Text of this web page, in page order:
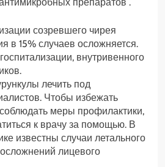
созревшего чирея
в 15% случаев осложняется.
внутривенного
лечить под
Чтобы избежать
меры профилактики,
к врачу за помощью. В
известны случаи летального
лицевого